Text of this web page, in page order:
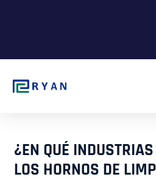
¿EN QUÉ
LOS HORNOS DE